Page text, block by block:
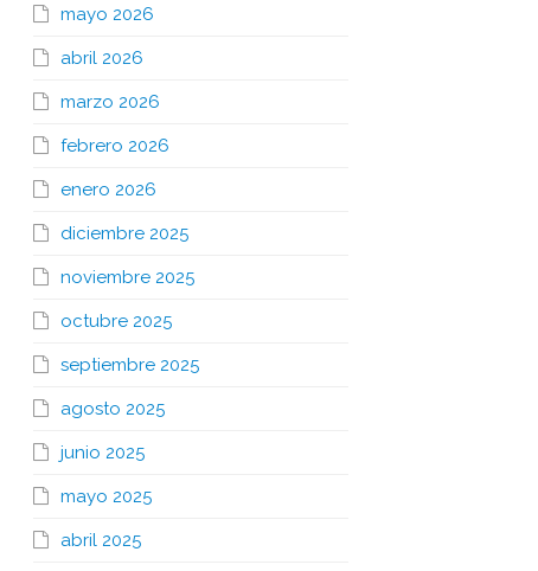
mayo 2026
abril 2026
marzo 2026
febrero 2026
enero 2026
diciembre 2025
noviembre 2025
octubre 2025
septiembre 2025
agosto 2025
junio 2025
mayo 2025
abril 2025